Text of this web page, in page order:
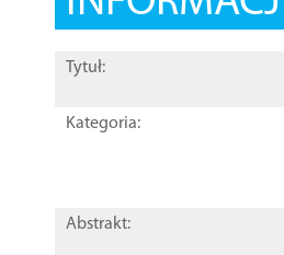
Tytuł:
Kategoria:
Abstrakt: